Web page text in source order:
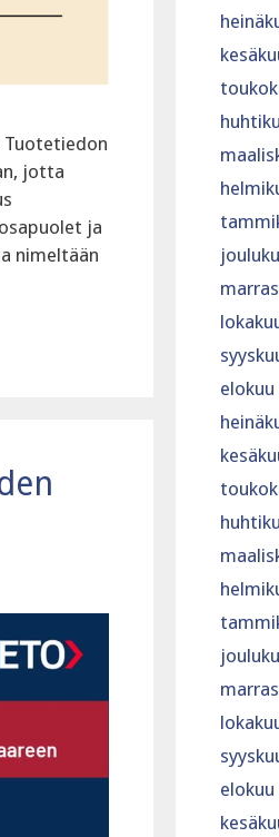
Tuotetiedon
jotta
ja
nimeltään
elokuu
elokuu